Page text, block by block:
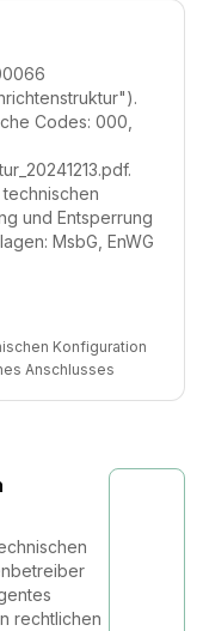
Codes: 000,
und Entsperrung
MsbG, EnWG
Konfiguration
Anschlusses
rechtlichen